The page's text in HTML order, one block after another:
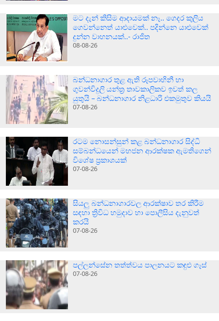
මට දැන් කිසිම ආදායමක් නෑ.. ගෙදර කුලිය
ගෙවන්නෙත් යාළුවෙක්.. පදින්නෙ යාළුවෙක්
දුන්න වාහනයක්..- රාජිත
08-08-26
බන්ධනාගාර තුළ ඇති රූපවාහිනී හා
ගුවන්විදුලි යන්ත්‍ර තාවකාලිකව ඉවත් කල
යුතුයි – බන්ධනාගාර නිළධාරි එකමුතුව කියයි
07-08-26
රටම නොසන්සුන් කළ බන්ධනාගාර සිද්ධි
සම්බන්ධයෙන් මහජන ආරක්ෂක ඇමතිගෙන්
විශේෂ ප්‍රකාශයක්
07-08-26
සියලු බන්ධනාගාරවල ආරක්ෂාව තර කිරීම
සඳහා ත්‍රිවිධ හමුදාව හා පොලීසිය දැනුවත්
කරයි
07-08-26
පල්ලන්සේන තත්ත්වය පාලනයට කඳුළු ගෑස්
07-08-26